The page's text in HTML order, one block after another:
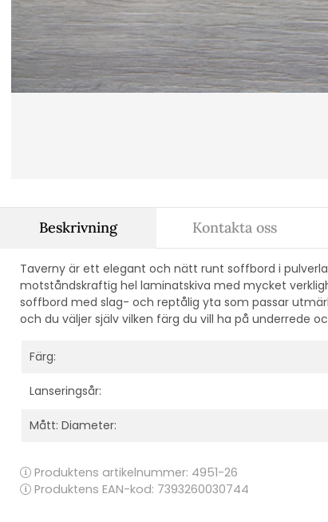
Beskrivning
Taverny är ett elegant och nätt runt soffbord i
motståndskraftig hel laminatskiva med mycket
soffbord med slag- och reptålig yta som passar
och du väljer själv vilken färg du vill ha på underrede
Färg:
Lanseringsår:
Mått: Diameter:
Produktens artikelnummer: 4951-26
Produktens EAN-kod: 7393260030744
Kontakta oss